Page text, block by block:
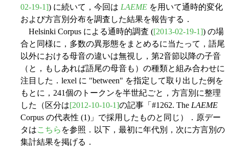
02-19-1]) に続いて，今回は LAEME を用いて通時的変化
および方言別分布を調査した結果を報告する．
Helsinki Corpus による通時的調査 ([2013-02-19-1]) の場
合と同様に，多数の異形態をまとめるに当たって，語尾
以外における母音の違いは無視し，第2音節以降の子音
（と，もしあれば語尾の母音も）の種類と組み合わせに
注目した．lexel に "between" を指定して取り出した例を
もとに，241個のトークンを半世紀ごと，方言別に整理
した（区分は[2012-10-10-1]の記事「#1262. The LAEME
Corpus の代表性 (1)」で採用したものと同じ）．原デー
タはこちら を参照．以下，最初に年代別，次に方言別の
集計結果を掲げる．